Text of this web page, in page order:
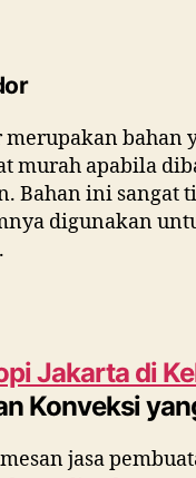
merupakan bahan
murah apabila
Bahan ini sangat
digunakan
Jakarta di
Konveksi
jasa